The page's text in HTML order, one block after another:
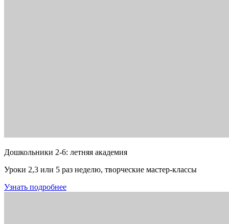
Дошкольники 2-6: летняя академия
Уроки 2,3 или 5 раз неделю, творческие мастер-классы
Узнать подробнее